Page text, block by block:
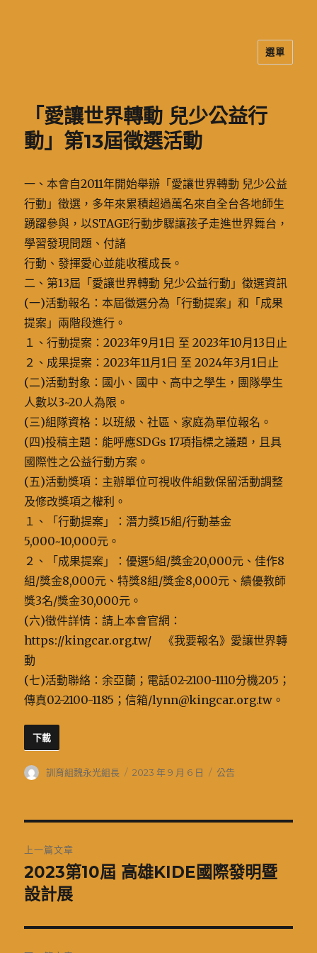
選單
「愛讓世界轉動 兒少公益行
動」第13屆徵選活動
一、本會自2011年開始舉辦「愛讓世界轉動 兒少公益
行動」徵選，多年來累積超過萬名來自全台各地師生
踴躍參與，以STAGE行動步驟讓孩子走進世界舞台，
學習發現問題、付諸
行動、發揮愛心並能收穫成長。
二、第13屆「愛讓世界轉動 兒少公益行動」徵選資訊
(一)活動報名：本屆徵選分為「行動提案」和「成果
提案」兩階段進行。
１、行動提案：2023年9月1日 至 2023年10月13日止
２、成果提案：2023年11月1日 至 2024年3月1日止
(二)活動對象：國小、國中、高中之學生，團隊學生
人數以3~20人為限。
(三)組隊資格：以班級、社區、家庭為單位報名。
(四)投稿主題：能呼應SDGs 17項指標之議題，且具
國際性之公益行動方案。
(五)活動獎項：主辦單位可視收件組數保留活動調整
及修改獎項之權利。
１、「行動提案」：潛力獎15組/行動基金
5,000~10,000元。
２、「成果提案」：優選5組/獎金20,000元、佳作8
組/獎金8,000元、特獎8組/獎金8,000元、績優教師
獎3名/獎金30,000元。
(六)徵件詳情：請上本會官網：
https://kingcar.org.tw/ 《我要報名》愛讓世界轉
動
(七)活動聯絡：余亞蘭；電話02-2100-1110分機205；
傳真02-2100-1185；信箱/lynn@kingcar.org.tw。
下載
作
訓育組魏永光組長
發
2023 年 9 月 6 日
分
公告
章
導
覽
上一篇文章
上
一
文
2023第10屆 高雄KIDE國際發明暨
設計展